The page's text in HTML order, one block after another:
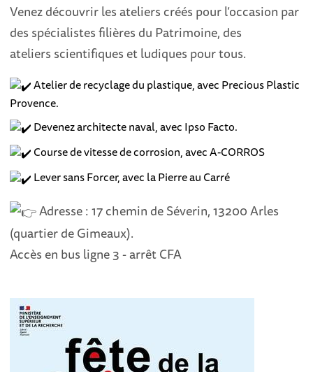
Venez découvrir les ateliers créés pour l’occasion par
des spécialistes filières du Patrimoine, des
ateliers scientifiques et ludiques pour tous.
Atelier de recyclage du plastique, avec Precious Plastic
Provence.
Devenez architecte naval, avec Ipso Facto.
Course de vitesse de corrosion, avec A-CORROS
Lever sans Forcer, avec la Pierre au Carré
Adresse : 17 chemin de Séverin, 13200 Arles
(quartier de Gimeaux).
Accès en bus ligne 3 - arrêt CFA